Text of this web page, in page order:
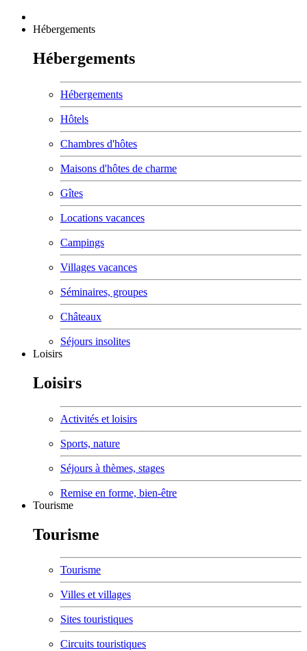
Hébergements
Hébergements
Hébergements
Hôtels
Chambres d'hôtes
Maisons d'hôtes de charme
Gîtes
Locations vacances
Campings
Villages vacances
Séminaires, groupes
Châteaux
Séjours insolites
Loisirs
Loisirs
Activités et loisirs
Sports, nature
Séjours à thèmes, stages
Remise en forme, bien-être
Tourisme
Tourisme
Tourisme
Villes et villages
Sites touristiques
Circuits touristiques